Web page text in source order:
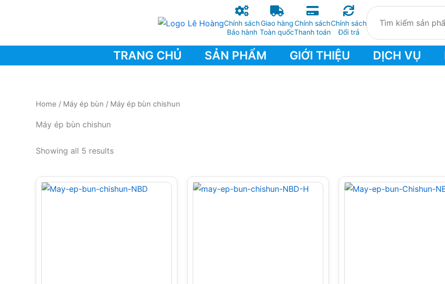
Chính sách
Bảo hành
Giao hàng
Toàn quốc
Chính sách
Thanh toán
Chính sách
Đổi trả
TRANG CHỦ SẢN PHẨM GIỚI THIỆU DỊCH VỤ
Home / Máy ép bùn / Máy ép bùn chishun
Máy ép bùn chishun
Showing all 5 results